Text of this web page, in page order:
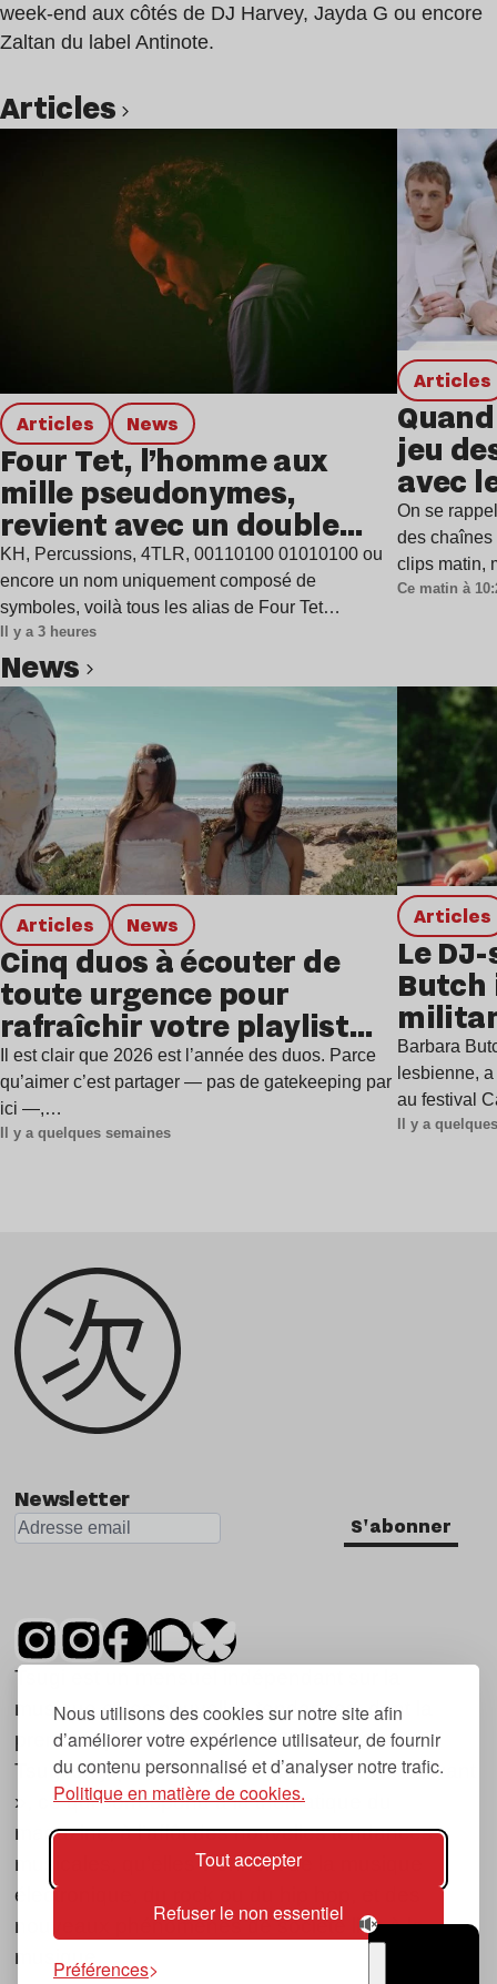
Nous utilisons des cookies sur notre site afin
d’améliorer votre expérience utilisateur, de fournir
du contenu personnalisé et d’analyser notre trafic.
Politique en matière de cookies.
Tout accepter
Refuser le non essentiel
Préférences
week-end aux côtés de DJ Harvey, Jayda G ou encore
Zaltan du label Antinote.
Articles
Articles news
Four Tet, l’homme aux
mille pseudonymes,
revient avec un double
single
KH, Percussions, 4TLR, 00110100 01010100 ou
encore un nom uniquement composé de
symboles, voilà tous les alias de Four Tet…
Il y a 3 heures
Articles
jeu
avec
On se
des
clips matin,
Ce matin à
news
Articles news
Cinq duos à écouter de
toute urgence pour
rafraîchir votre playlist
estivale
Il est clair que 2026 est l’année des duos. Parce
qu’aimer c’est partager — pas de gatekeeping par
ici —,…
Il y a quelques semaines
Articles
Le
Butch
à
Barbara
lesbienne,
au festival
Il y a
Lire l’article
Newsletter
S'abonner
Tsugi est un mensuel indépendant sur la
musique et les nouvelles tendances, dont la
première parution date de 2007.
Tsugi en japonais signifie « prochain », « suivant
», ce qui correspond à la thématique du
magazine, à l’affût des nouvelles tendances
musicales, qu’elles viennent de la musique
électronique, du rock ou du hip hop, et des
nouveaux phénomènes de société liés à la
musique.